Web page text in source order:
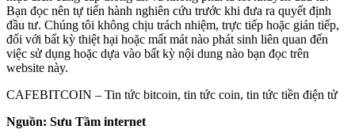
Bạn đọc nên tự tiến hành nghiên cứu trước khi đưa ra quyết định
đầu tư. Chúng tôi không chịu trách nhiệm, trực tiếp hoặc gián tiếp,
đối với bất kỳ thiệt hại hoặc mất mát nào phát sinh liên quan đến
việc sử dụng hoặc dựa vào bất kỳ nội dung nào bạn đọc trên
website này.
CAFEBITCOIN – Tin tức bitcoin, tin tức coin, tin tức tiền điện tử
Nguồn: Sưu Tầm internet